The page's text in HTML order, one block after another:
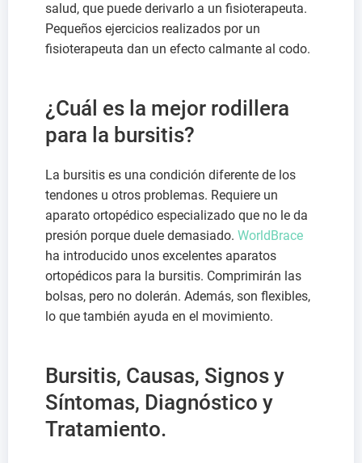
salud, que puede derivarlo a un fisioterapeuta.
Pequeños ejercicios realizados por un
fisioterapeuta dan un efecto calmante al codo.
¿Cuál es la mejor rodillera
para la bursitis?
La bursitis es una condición diferente de los
tendones u otros problemas. Requiere un
aparato ortopédico especializado que no le da
presión porque duele demasiado. WorldBrace
ha introducido unos excelentes aparatos
ortopédicos para la bursitis. Comprimirán las
bolsas, pero no dolerán. Además, son flexibles,
lo que también ayuda en el movimiento.
Bursitis, Causas, Signos y
Síntomas, Diagnóstico y
Tratamiento.